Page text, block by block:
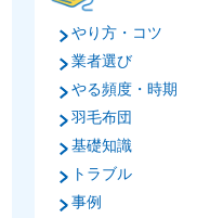
やり方・コツ
業者選び
やる頻度・時期
羽毛布団
基礎知識
トラブル
事例